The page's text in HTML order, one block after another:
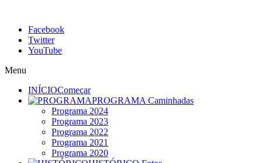
Facebook
Twitter
YouTube
Menu
INÍCIOComeçar
PROGRAMA Caminhadas
Programa 2024
Programa 2023
Programa 2022
Programa 2021
Programa 2020